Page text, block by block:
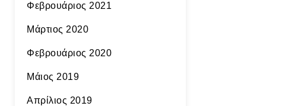
Φεβρουάριος 2021
Μάρτιος 2020
Φεβρουάριος 2020
Μάιος 2019
Απρίλιος 2019